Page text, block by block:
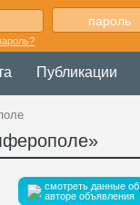
Публикации
смотреть данные об
авторе объявления